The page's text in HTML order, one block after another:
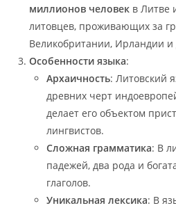
миллионов человек в Литве
литовцев, проживающих за
Великобритании, Ирландии и
Особенности языка:
Архаичность: Литовский
древних черт
делает его объектом
лингвистов.
Сложная грамматика: В
падежей, два рода и
глаголов.
Уникальная лексика: В